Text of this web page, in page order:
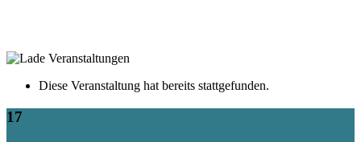
Diese Veranstaltung hat bereits stattgefunden.
17